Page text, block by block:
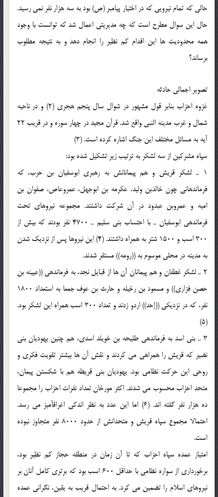
حالى که تمام نیرویى که در اختیار پیامبر (ص) بود به سه هزار نفر نمى رسید.
حال این سوال مطرح است که چه مدیریتى اعمال شد که توانست با وجود
همه محدودیت ها این اقدام کم نظیر را انجام دهد و به نتیجه مطلوب
برساند؟
تصویر اجمالى حادثه
غزوه احزاب بنابر قول مشهور در شوال سال پنجم هجرى (2) و در ناحیه
شمال و غرب مدینه النبى واقع شد. قرآن مجید در چهار سوره و در قریب 22
آیه به مسائل مختلف این جنگ اشاره کرده است. (3)
سپاه مشرکین از سه لشکر به ترتیب زیر تشکیل شده بود:
1 ـ لشکر قریش و هم پیمانانش به رهبرى ابوسفیان بن حرب، که
فرماندهانى چون خالدبن ولید، عکرمه بن ابوجهل، عمروعاص، صفوان بن
امیه و عمروبن عبدود در آن شرکت داشتند. مجموعه نیروهاى تحت
فرماندهى ابوسفیان ـ با احتساب بنى سلیم ـ 4700 نفر بودند که بیش از
300 اسب و 1500 شتر به همراه داشتند. (4) این نیروها پس از نزدیک شدن
به مدینه در محلى موسوم به ((رومه)) مستقر شدند.
2 ـ لشکر غطفان و هم پیمانان آن ها از قبایل نجد، به فرماندهى ((عیینه بن
حصن فزارى)) و مسعود بن رخیله و حارث بن عوف جمعا به استعداد 1800
نفر، که در نزدیکى ((إحد)) اردو زدند و تعداد 300 اسب همراه این لشکر بود.
(5)
3 ـ بنى اسد به فرماندهى طلیحه بن خویلد اسدى، هم چنین یهودیان بنى
نضیر که قریش را همراهى مى کردند و نقش آن ها بیشتر تقویت فکرى و
روحى این حرکت نظامى بود. یهودیان بنى قریظه هم با شکستن پیمان،
متحد احزاب محسوب مى شدند. اکثر مورخان تعداد نفرات احزاب را مجموعا
ده هزار نفر گفته اند. (6) اما این عدد به نظر اندکى اغراقآمیز مى رسد.
احتمالا مجموع سپاه قریش و متحدانش از حدود 8000 نفر متجاوز نبوده
است.
امتیاز عمده سپاه احزاب که تا آن زمان در منطقه حجاز کم نظیر بود،
برخوردارى از سواره نظامى با حداقل 600 اسب بود که برترى کامل آنان بر
نیروهاى اسلام را تضمین مى کرد. به احتمال قریب به یقین، نگرانى عمده